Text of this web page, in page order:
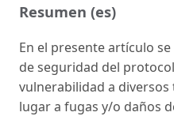
Resumen (es)
En el presente artículo
de seguridad del
vulnerabilidad a
lugar a fugas y/o daños